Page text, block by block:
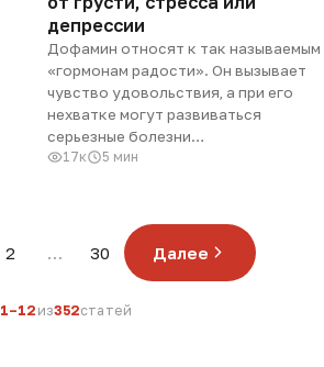
депрессии
Дофамин относят к так называемым
«гормонам радости». Он вызывает
чувство удовольствия, а при его
нехватке могут развиваться
серьезные болезни…
17к 5 мин
2 … 30 Далее
1–12 из352статей